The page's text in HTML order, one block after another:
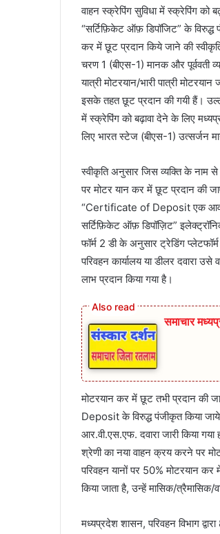
वाहन स्क्रेपिंग सुविधा में स्क्रेपिंग को
“सर्टिफ़िकेट ऑफ़ डिपॉजिट” के विरुद्ध
कर में छूट प्रदान किये जाने की
चरण 1 (बीएस-1) मानक और पूर्ववती
यात्री मोटरयान/भारी पात्री
इसके तहत छूट प्रदान की गयी हैं।
में स्क्रेपिंग को बढ़ावा देने के लिए
लिए भारत स्टेज (बीएस-1) उत्सर्जन
स्वीकृति अनुसार जिस व्यक्ति के नाम
पर मोटर यान कर में छूट प्रदान की
“Certificate of Deposit एक आवश्यक
सर्टिफ़िकेट ऑफ़ डिपॉज़िट”
फॉर्म 2 डी के अनुसार ट्रेडिंग
परिवहन कार्यालय या डीलर दवारा
लाभ प्रदान किया गया है।
समाचार
मोटरयान कर में छूट तभी प्रदान की
Deposit के विरुद्ध पंजीकृत किया
आर.वी.एस.एफ. दवारा जारी किया
श्रेणी का नया वाहन क्रय करने पर
परिवहन यानों पर 50% मोटरयान
किया जाता है, उन्हें मासिक/
मध्यप्रदेश शासन, परिवहन विभाग